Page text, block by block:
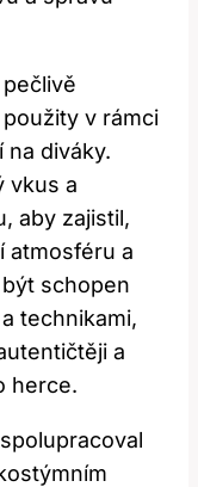
v rámci
na diváky.
vkus a
aby zajistil,
atmosféru a
schopen
technikami,
a
herce.